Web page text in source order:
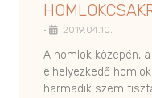
• 2019.04.10.
A homlok közepén,
elhelyezkedő
harmadik szem